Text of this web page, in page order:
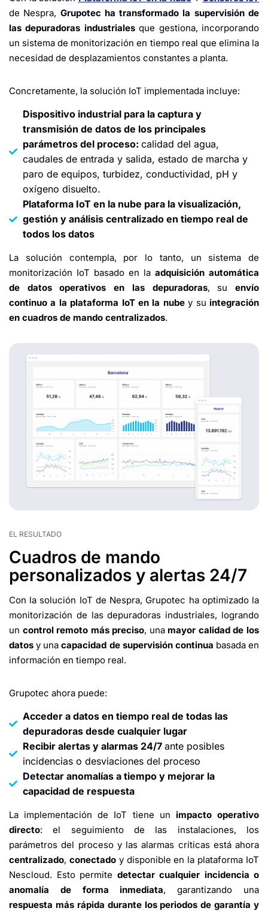
de Nespra, Grupotec ha transformado la supervisión de
las depuradoras industrialesque gestiona, incorporando
un sistema de monitorización en tiempo real que elimina la
necesidad de desplazamientos constantes a planta.
Concretamente, la solución IoT implementada incluye:
Dispositivo industrial para la captura y
transmisión de datos de los principales
parámetros del proceso: calidad del agua,
caudales de entrada y salida, estado de marcha y
paro de equipos, turbidez, conductividad, pH y
oxígeno disuelto.
Plataforma IoT en la nube para la visualización,
gestión y análisis centralizado en tiempo real de
todos los datos
La solución contempla, por lo tanto, un sistema de
monitorización IoT basado en la adquisición automática
de datos operativos en las depuradoras, suenvío
continuo a la plataforma IoT en la nubey suintegración
en cuadros de mando centralizados.
EL RESULTADO
Cuadros de mando
personalizados y alertas 24/7
Con la solución IoT de Nespra, Grupotec ha optimizado la
monitorización de las depuradoras industriales, logrando
un control remoto más preciso, una mayor calidad de los
datos y unacapacidad de supervisión continua basada en
información en tiempo real.
Grupotec ahora puede:
Acceder a datos en tiempo real de todas las
depuradoras desde cualquier lugar
Recibir alertas y alarmas 24/7 ante posibles
incidencias o desviaciones del proceso
Detectar anomalías a tiempo y mejorar la
capacidad de respuesta
La implementación de IoT tiene un impacto operativo
directo: el seguimiento de las instalaciones, los
parámetros del proceso y las alarmas críticas está ahora
centralizado, conectadoy disponible en la plataforma IoT
Nescloud. Esto permite detectar cualquier incidencia o
anomalía de forma inmediata, garantizando una
respuesta más rápida durante los periodos de garantía y